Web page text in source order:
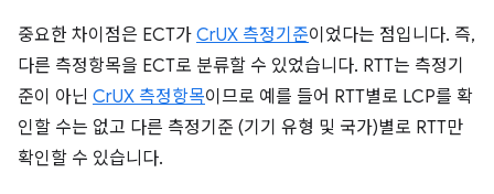
중요한 차이점은 ECT가 CrUX 측정기준이었다는 점입니다. 즉,
다른 측정항목을 ECT로 분류할 수 있었습니다. RTT는 측정기
준이 아닌 CrUX 측정항목이므로 예를 들어 RTT별로 LCP를 확
인할 수는 없고 다른 측정기준 (기기 유형 및 국가)별로 RTT만
확인할 수 있습니다.